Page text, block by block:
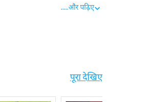
प्रदान कीं। आपका जन्म 12 जून
संबद्ध हुए और कराची
गिनी जाती है, जिसमें प्राचीन
.....और पढ़िए
पूरा देखिए